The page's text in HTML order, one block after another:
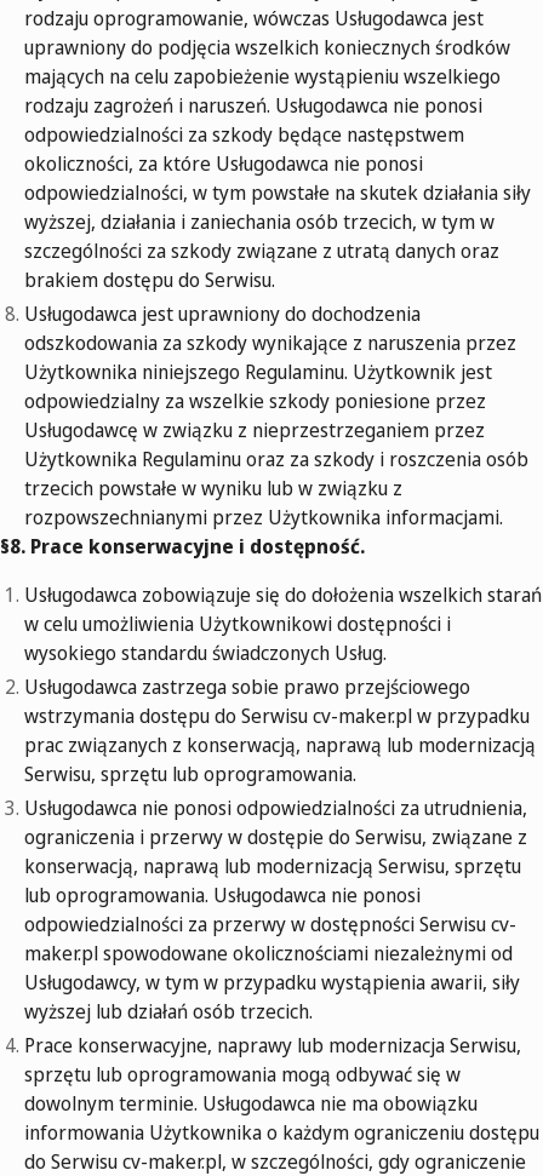
rodzaju oprogramowanie, wówczas Usługodawca jest
uprawniony do podjęcia wszelkich koniecznych środków
mających na celu zapobieżenie wystąpieniu wszelkiego
rodzaju zagrożeń i naruszeń. Usługodawca nie ponosi
odpowiedzialności za szkody będące następstwem
okoliczności, za które Usługodawca nie ponosi
odpowiedzialności, w tym powstałe na skutek działania siły
wyższej, działania i zaniechania osób trzecich, w tym w
szczególności za szkody związane z utratą danych oraz
brakiem dostępu do Serwisu.
Usługodawca jest uprawniony do dochodzenia
odszkodowania za szkody wynikające z naruszenia przez
Użytkownika niniejszego Regulaminu. Użytkownik jest
odpowiedzialny za wszelkie szkody poniesione przez
Usługodawcę w związku z nieprzestrzeganiem przez
Użytkownika Regulaminu oraz za szkody i roszczenia osób
trzecich powstałe w wyniku lub w związku z
rozpowszechnianymi przez Użytkownika informacjami.
§8. Prace konserwacyjne i dostępność.
Usługodawca zobowiązuje się do dołożenia wszelkich starań
w celu umożliwienia Użytkownikowi dostępności i
wysokiego standardu świadczonych Usług.
Usługodawca zastrzega sobie prawo przejściowego
wstrzymania dostępu do Serwisu cv-maker.pl w przypadku
prac związanych z konserwacją, naprawą lub modernizacją
Serwisu, sprzętu lub oprogramowania.
Usługodawca nie ponosi odpowiedzialności za utrudnienia,
ograniczenia i przerwy w dostępie do Serwisu, związane z
konserwacją, naprawą lub modernizacją Serwisu, sprzętu
lub oprogramowania. Usługodawca nie ponosi
odpowiedzialności za przerwy w dostępności Serwisu cv-
maker.pl spowodowane okolicznościami niezależnymi od
Usługodawcy, w tym w przypadku wystąpienia awarii, siły
wyższej lub działań osób trzecich.
Prace konserwacyjne, naprawy lub modernizacja Serwisu,
sprzętu lub oprogramowania mogą odbywać się w
dowolnym terminie. Usługodawca nie ma obowiązku
informowania Użytkownika o każdym ograniczeniu dostępu
do Serwisu cv-maker.pl, w szczególności, gdy ograniczenie